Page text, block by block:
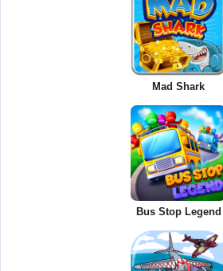
Mad Shark
Bus Stop Legend